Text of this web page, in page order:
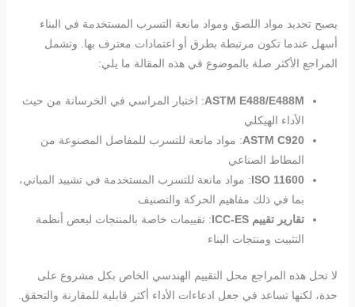
يصبح تحديد مواد اللصق ومواد مانعة التسرب المستخدمة في البناء
أسهل عندما تكون مرتبطة بطرق أو اعتمادات معترف بها. وتشمل
المراجع الأكثر صلة بالموضوع في هذه المقالة ما يلي:
ASTM E488/E488M: اختبار المراسي في الخرسانة من حيث
الأداء الهيكلي
ASTM C920: مواد مانعة للتسرب للمفاصل المصنوعة من
المطاط الصناعي
ISO 11600: مواد مانعة للتسرب المستخدمة في تشييد المباني،
بما في ذلك مفاهيم الحركة والتصنيف
تقارير تقييم ICC-ES
: تقييمات خاصة بالمنتجات لبعض أنظمة
التثبيت ومنتجات البناء
لا تحل هذه المراجع محل التقييم الهندسي الخاص بكل مشروع على
حدة، لكنها تساعد في جعل ادعاءات الأداء أكثر قابلية للمقارنة والتحقق.